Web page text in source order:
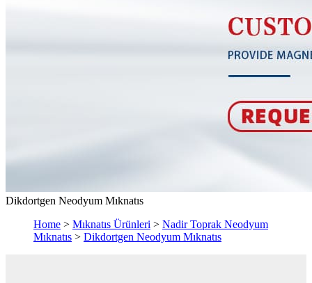
Dikdortgen Neodyum Mıknatıs
Home > Mıknatıs Ürünleri > Nadir Toprak Neodyum
Mıknatıs > Dikdortgen Neodyum Mıknatıs